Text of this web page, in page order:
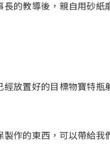
的教導後，親自用砂紙
放置好的目標物寶特瓶
作的東西，可以帶給我